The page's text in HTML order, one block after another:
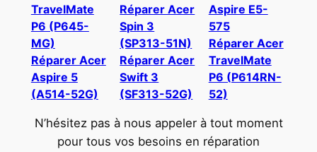
TravelMate
P6 (P645-
MG)
Réparer Acer
Aspire 5
(A514-52G)
Réparer Acer
Spin 3
(SP313-51N)
Réparer Acer
Swift 3
(SF313-52G)
Aspire E5-
575
Réparer Acer
TravelMate
P6 (P614RN-
52)
N’hésitez pas à nous appeler à tout moment
pour tous vos besoins en réparation